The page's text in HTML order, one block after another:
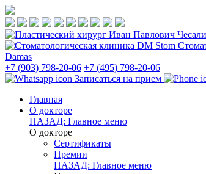
Damas
+7 (903) 798-20-06 +7 (495) 798-20-06
Записаться на прием
Главная
О докторе
НАЗАД: Главное меню
О докторе
Сертификаты
Премии
НАЗАД: Главное меню